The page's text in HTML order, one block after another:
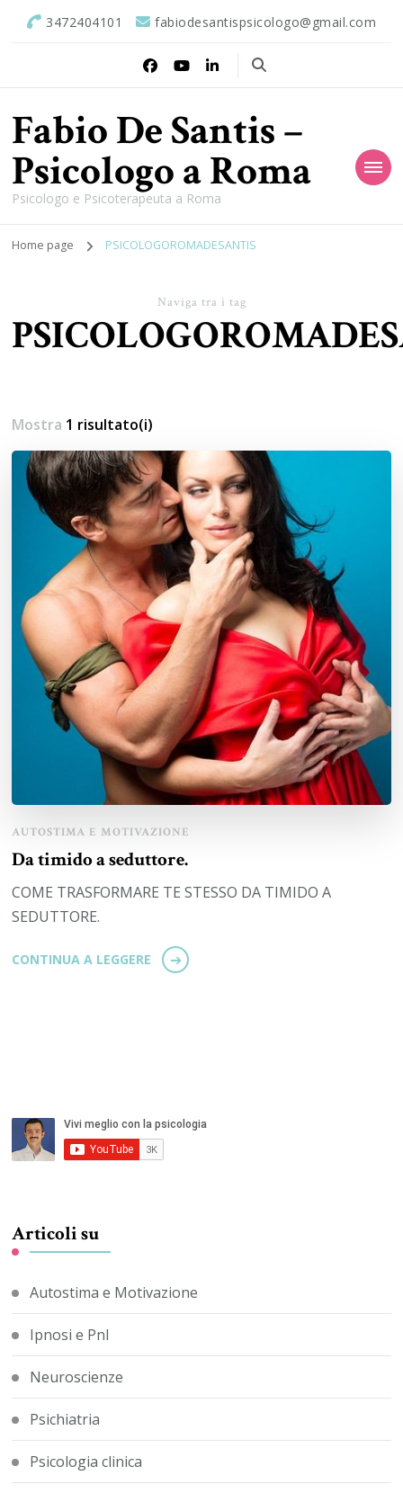
3472404101 fabiodesantispsicologo@gmail.com
Fabio De Santis –
Psicologo a Roma
Psicologo e Psicoterapeuta a Roma
Home page PSICOLOGOROMADESANTIS
Naviga tra i tag
Mostra 1 risultato(i)
AUTOSTIMA E MOTIVAZIONE
Da timido a seduttore.
COME TRASFORMARE TE STESSO DA TIMIDO A
SEDUTTORE.
CONTINUA A LEGGERE
Articoli su
Autostima e Motivazione
Ipnosi e Pnl
Neuroscienze
Psichiatria
Psicologia clinica